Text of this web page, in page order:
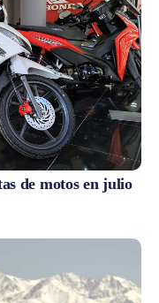
de motos en julio